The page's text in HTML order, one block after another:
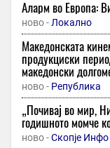
Аларм во Европа:
ново - Локално
Македонската
продукциски
македонски
август е закажана
ново - Република
„Почивај во мир,
годишното момче
ново -Скопје Инфо